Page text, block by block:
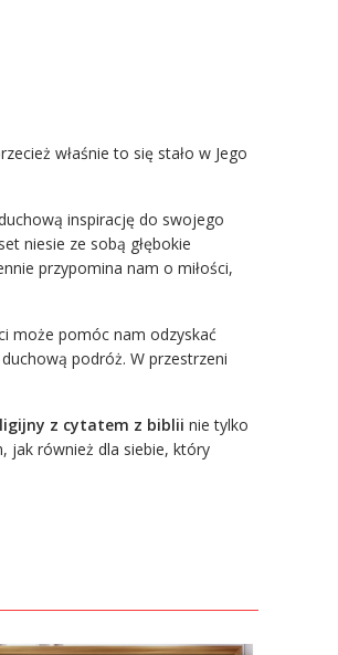
właśnie to się stało w Jego
inspirację do swojego
niesie ze sobą głębokie
przypomina nam o miłości,
może pomóc nam odzyskać
podróż. W przestrzeni
z cytatem z biblii nie tylko
jak również dla siebie, który